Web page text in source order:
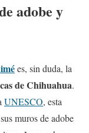
adobe y
es, sin duda, la
de Chihuahua.
UNESCO, esta
muros de adobe